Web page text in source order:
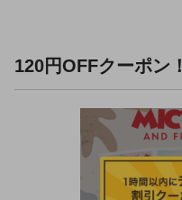
120円OFFクーポン！